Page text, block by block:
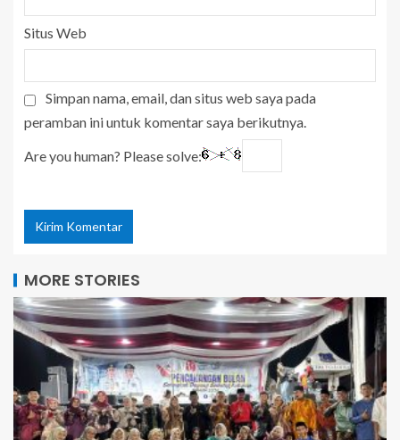
Situs Web
Simpan nama, email, dan situs web saya pada
peramban ini untuk komentar saya berikutnya.
Are you human? Please solve:
MORE STORIES